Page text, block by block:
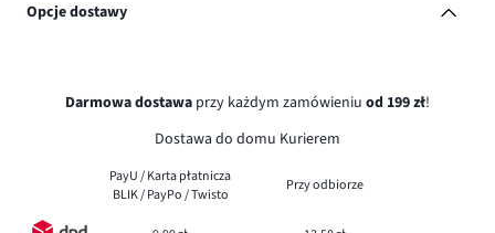
Opcje dostawy
Darmowa dostawa przy każdym zamówieniu od 199 zł!
Dostawa do domu Kurierem
PayU / Karta płatnicza
BLIK / PayPo / Twisto
Przy odbiorze